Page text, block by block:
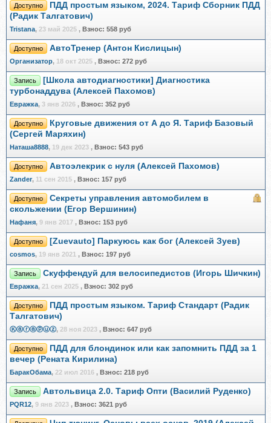
Доступно
ПДД простым языком, 2024. Тариф Сборник ПДД
(Радик Талгатович)
Tristana, 23 май 2025 , Взнос: 558 руб
Доступно АвтоТренер (Антон Кислицын)
Организатор, 18 окт 2025 , Взнос: 272 руб
Запись
[Школа автодиагностики] Диагностика
турбонаддува (Алексей Пахомов)
Евражкa, 3 янв 2026 , Взнос: 352 руб
Доступно
Круговые движения от А до Я. Тариф Базовый
(Сергей Маряхин)
Наташа8888, 19 дек 2023 , Взнос: 543 руб
Доступно Автоэлекрик с нуля (Алексей Пахомов)
Zander, 11 сен 2015 , Взнос: 157 руб
Доступно
Секреты управления автомобилем в
скольжении (Егор Вершинин)
Нафаня, 9 янв 2017 , Взнос: 153 руб
Доступно [Zuevauto] Паркуюсь как бог (Алексей Зуев)
cosmos, 19 янв 2021 , Взнос: 197 руб
Запись Скуффендуй для велосипедистов (Игорь Шичкин)
Евражкa, 21 сен 2025 , Взнос: 302 руб
Доступно
ПДД простым языком. Тариф Стандарт (Радик
Талгатович)
Ⓚⓐⓡⓐⓟⓤⓩ, 28 ноя 2023 , Взнос: 647 руб
Доступно
ПДД для блондинок или как запомнить ПДД за 1
вечер (Рената Кирилина)
БаракОбама, 22 июл 2016 , Взнос: 218 руб
Запись Автольвица 2.0. Тариф Опти (Василий Руденко)
PQR12, 9 янв 2023 , Взнос: 3621 руб